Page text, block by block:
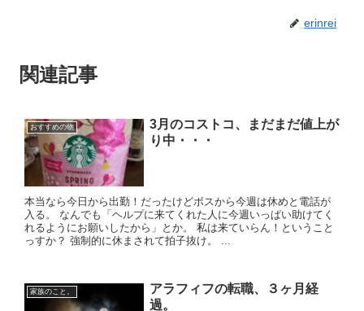
erinrei
関連記事
おすすめの物
3月のコストコ、まだまだ値上が
り中・・・
本当なら今日から出勤！だったけどボスから今週は休めと電話が
入る。 なんでも「ヘルプに来てくれた人に今週いっぱい助けてく
れるようにお願いしたから」とか。 私は来ていらん！ということ
っすか？ 強制的に休まされて拍子抜け。 ...
家族のこと。
アラフィフの転職、３ヶ月経
過。